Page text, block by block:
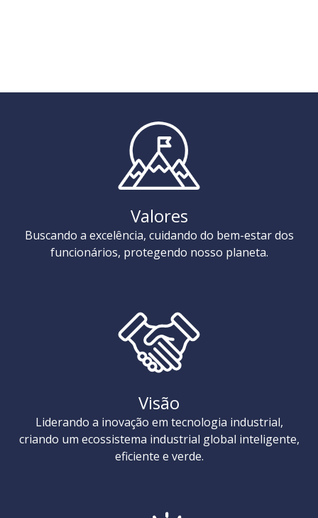
Valores
Buscando a excelência, cuidando do bem-estar dos
funcionários, protegendo nosso planeta.
Visão
Liderando a inovação em tecnologia industrial,
criando um ecossistema industrial global inteligente,
eficiente e verde.